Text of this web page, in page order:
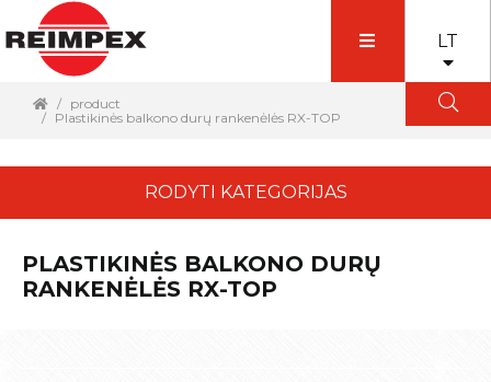
LT
product
Plastikinės balkono durų rankenėlės RX-TOP
RODYTI KATEGORIJAS
PLASTIKINĖS BALKONO DURŲ
RANKENĖLĖS RX-TOP